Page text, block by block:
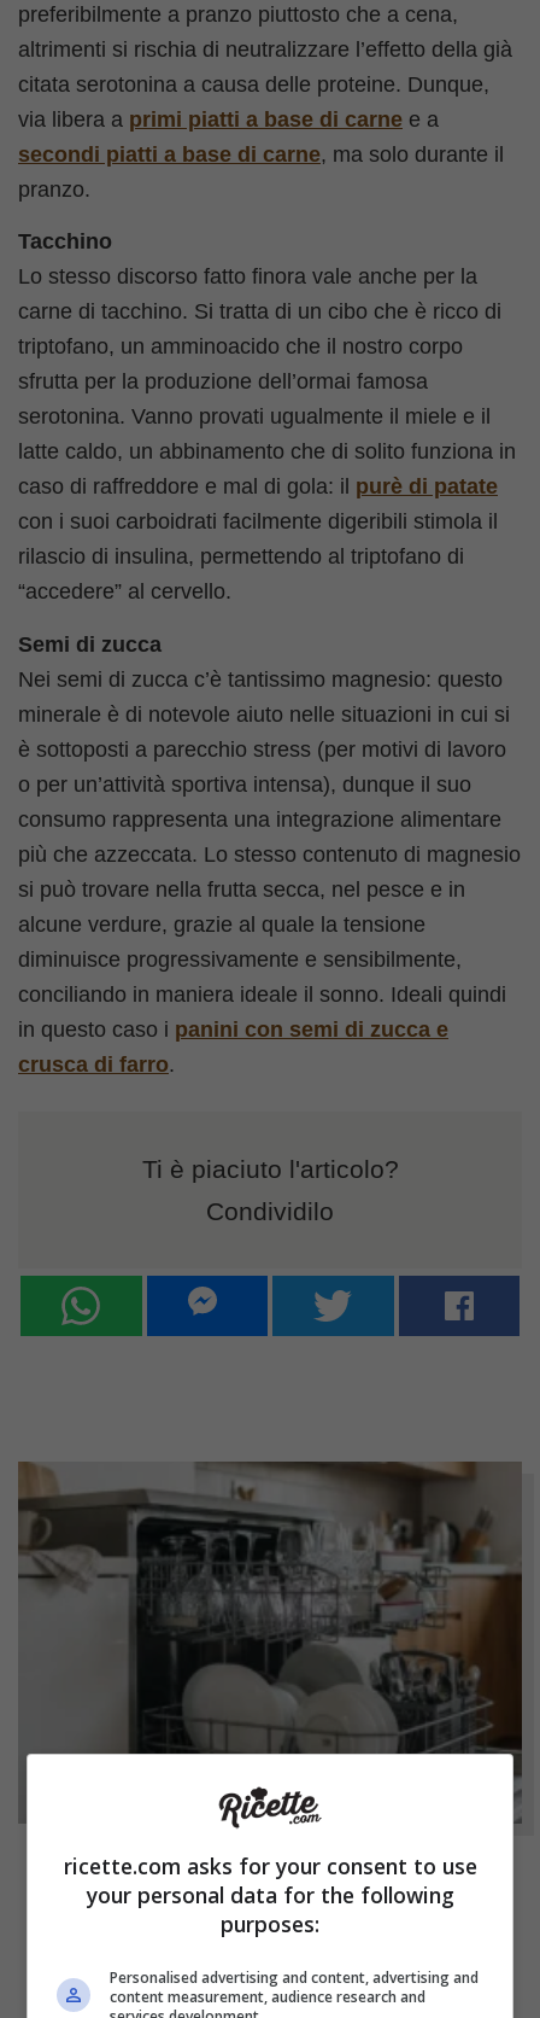
preferibilmente a pranzo piuttosto che a cena,
altrimenti si rischia di neutralizzare l’effetto della già
citata serotonina a causa delle proteine. Dunque,
via libera a primi piatti a base di carne e a
secondi piatti a base di carne, ma solo durante il
pranzo.
Tacchino
Lo stesso discorso fatto finora vale anche per la
carne di tacchino. Si tratta di un cibo che è ricco di
triptofano, un amminoacido che il nostro corpo
sfrutta per la produzione dell’ormai famosa
serotonina. Vanno provati ugualmente il miele e il
latte caldo, un abbinamento che di solito funziona in
caso di raffreddore e mal di gola: il purè di patate
con i suoi carboidrati facilmente digeribili stimola il
rilascio di insulina, permettendo al triptofano di
“accedere” al cervello.
Semi di zucca
Nei semi di zucca c’è tantissimo magnesio: questo
minerale è di notevole aiuto nelle situazioni in cui si
è sottoposti a parecchio stress (per motivi di lavoro
o per un’attività sportiva intensa), dunque il suo
consumo rappresenta una integrazione alimentare
più che azzeccata. Lo stesso contenuto di magnesio
si può trovare nella frutta secca, nel pesce e in
alcune verdure, grazie al quale la tensione
diminuisce progressivamente e sensibilmente,
conciliando in maniera ideale il sonno. Ideali quindi
in questo caso i panini con semi di zucca e
crusca di farro.
Ti è piaciuto l'articolo?
Condividilo
Bicchieri opachi dopo la lavastoviglie? Il
nuovi
ricette.com asks for your consent to use
your personal data for the following
purposes:
Personalised advertising and content, advertising and
content measurement, audience research and